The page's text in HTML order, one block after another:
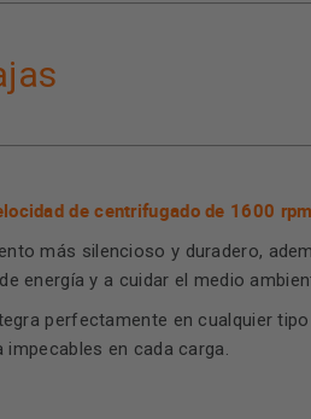
de centrifugado de 1600
más silencioso y duradero,
energía y a cuidar el medio
perfectamente en cualquier
en cada carga.